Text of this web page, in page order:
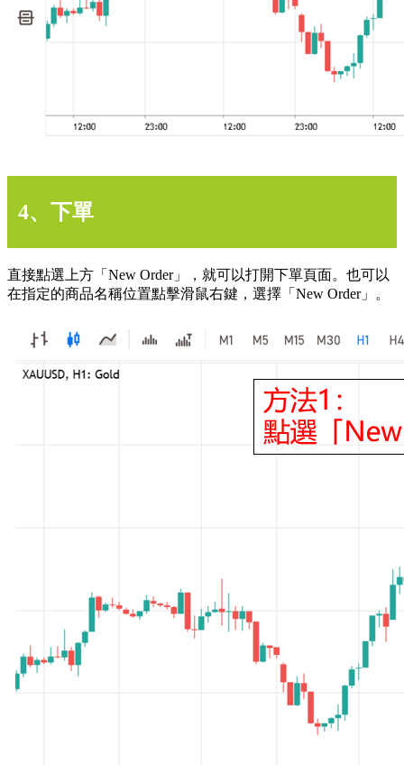
4、下單
直接點選上方「New Order」，就可以打開下單頁面。也可以
在指定的商品名稱位置點擊滑鼠右鍵，選擇「New Order」。